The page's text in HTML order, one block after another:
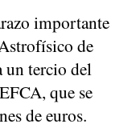
importante
de
un tercio del
que se
de euros.